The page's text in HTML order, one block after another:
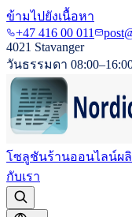
ข้ามไปยังเนื้อหา
+47 416 00 011
4021 Stavanger
วันธรรมดา
โซลูชันร้านออนไลน์ผ
กับเรา